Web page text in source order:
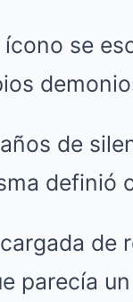
se
de
definió
de
parecía